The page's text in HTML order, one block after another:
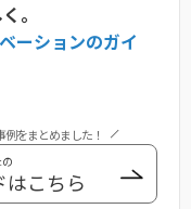
。
ーションのガイ
をまとめました！
こちら